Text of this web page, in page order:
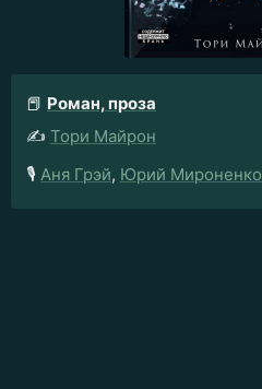
📕 Роман, проза
✍️ Тори Майрон
🎙️ Аня Грэй, Юрий Мироненко